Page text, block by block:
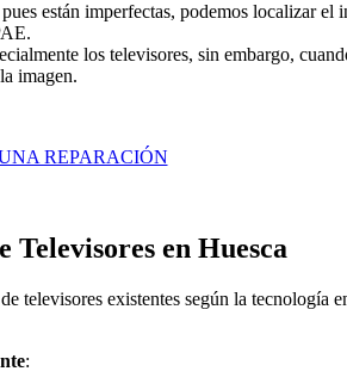
están imperfectas, podemos localizar
los televisores, sin embargo,
imagen.
REPARACIÓN
Televisores en Huesca
televisores existentes según la tecnología
: